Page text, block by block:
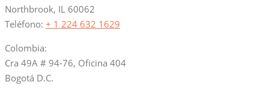
Northbrook, IL 60062
Teléfono: + 1 224 632 1629
Colombia:
Cra 49A # 94-76, Oficina 404
Bogotá D.C.